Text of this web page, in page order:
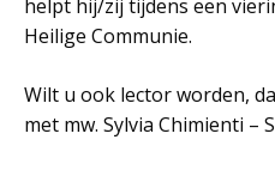
helpt hij/zij tijdens een
Heilige Communie.
Wilt u ook lector worden,
met mw. Sylvia Chimienti –